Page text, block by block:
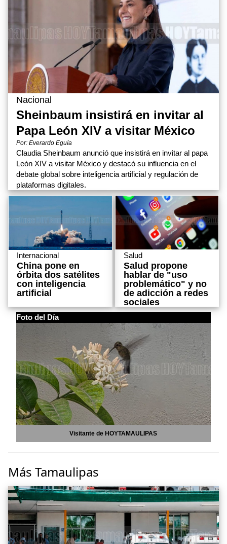
Nacional
Sheinbaum insistirá en invitar al
Papa León XIV a visitar México
Por: Everardo Eguía
Claudia Sheinbaum anunció que insistirá en invitar al papa
León XIV a visitar México y destacó su influencia en el
debate global sobre inteligencia artificial y regulación de
plataformas digitales.
Internacional
China pone en
órbita dos satélites
con inteligencia
artificial
Salud
Salud propone
hablar de "uso
problemático" y no
de adicción a redes
sociales
Foto del Día
Visitante de HOYTAMAULIPAS
Más Tamaulipas